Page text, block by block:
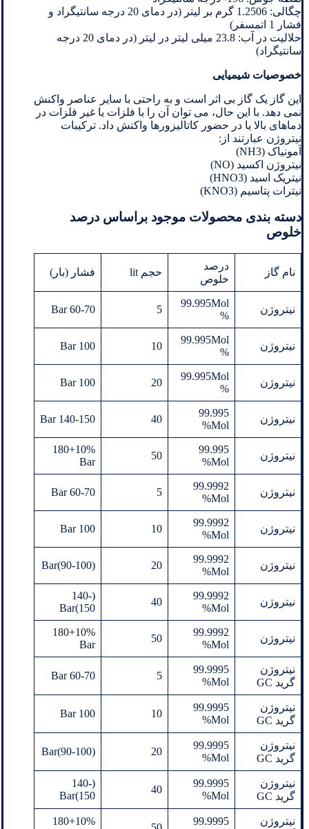
چگالی: 1.2506 گرم بر لیتر (در دمای 20 درجه سانتیگراد و
فشار 1 اتمسفر)
حلالیت در آب: 23.8 میلی لیتر در لیتر (در دمای 20 درجه
سانتیگراد)
خصوصیات شیمیایی
این گاز یک گاز بی اثر است و به راحتی با سایر عناصر واکنش
نمی دهد. با این حال، می توان آن را با فلزات یا غیر فلزات در
دماهای بالا یا در حضور کاتالیزورها واکنش داد. ترکیبات
نیتروژن عبارتند از:
آمونیاک (NH3)
نیتروژن اکسید (NO)
نیتریک اسید (HNO3)
نیترات پتاسیم (KNO3)
دسته بندی محصولات موجود براساس درصد
خلوص
نام گاز
درصد
خلوص
حجم lit فشار (بار)
نیتروژن
99.995Mol
%
5
60-70 Bar
نیتروژن
99.995Mol
%
10
100 Bar
نیتروژن
99.995Mol
%
20
100 Bar
نیتروژن
99.995
Mol%
40
140-150 Bar
نیتروژن
99.995
Mol%
50
180+10%
Bar
نیتروژن
99.9992
Mol%
5
60-70 Bar
نیتروژن
99.9992
Mol%
10
100 Bar
نیتروژن
99.9992
Mol%
20
(90-100)Bar
نیتروژن
99.9992
Mol%
40
(140-
150)Bar
نیتروژن
99.9992
Mol%
50
180+10%
Bar
نیتروژن
گرید GC
99.9995
Mol%
5
60-70 Bar
نیتروژن
گرید GC
99.9995
Mol%
10
100 Bar
نیتروژن
گرید GC
99.9995
Mol%
20
(90-100)Bar
نیتروژن
گرید GC
99.9995
Mol%
40
(140-
150)Bar
نیتروژن
99.9995
180+10%